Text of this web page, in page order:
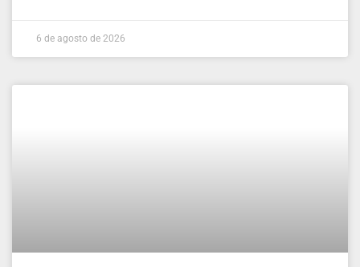
6 de agosto de 2026